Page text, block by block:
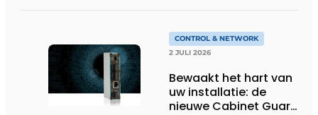
jaarlijkse analyse van
HMS Networks
CONTROL & NETWORK
2 JULI 2026
Bewaakt het hart van
uw installatie: de
nieuwe Cabinet Guard